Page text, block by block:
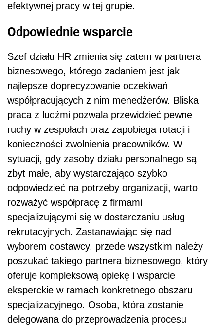
efektywnej pracy w tej grupie.
Odpowiednie wsparcie
Szef działu HR zmienia się zatem w partnera
biznesowego, którego zadaniem jest jak
najlepsze doprecyzowanie oczekiwań
współpracujących z nim menedżerów. Bliska
praca z ludźmi pozwala przewidzieć pewne
ruchy w zespołach oraz zapobiega rotacji i
konieczności zwolnienia pracowników. W
sytuacji, gdy zasoby działu personalnego są
zbyt małe, aby wystarczająco szybko
odpowiedzieć na potrzeby organizacji, warto
rozważyć współpracę z firmami
specjalizującymi się w dostarczaniu usług
rekrutacyjnych. Zastanawiając się nad
wyborem dostawcy, przede wszystkim należy
poszukać takiego partnera biznesowego, który
oferuje kompleksową opiekę i wsparcie
eksperckie w ramach konkretnego obszaru
specjalizacyjnego. Osoba, która zostanie
delegowana do przeprowadzenia procesu